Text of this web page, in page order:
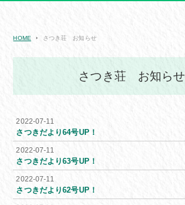
HOME さつき荘 お知らせ
さつき荘 お知らせ
2022-07-11
さつきだより64号UP！
2022-07-11
さつきだより63号UP！
2022-07-11
さつきだより62号UP！